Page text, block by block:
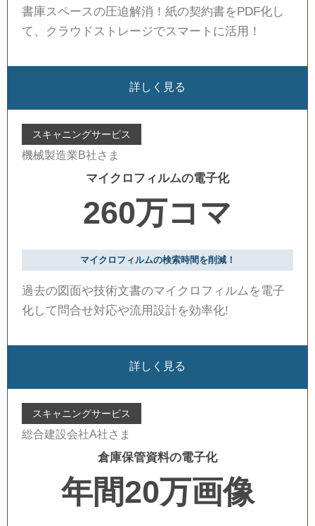
書庫スペースの圧迫解消！紙の契約書をPDF化し
て、クラウドストレージでスマートに活用！
詳しく見る
スキャニングサービス
機械製造業B社さま
マイクロフィルムの電子化
260万コマ
マイクロフィルムの検索時間を削減！
過去の図面や技術文書のマイクロフィルムを電子
化して問合せ対応や流用設計を効率化!
詳しく見る
スキャニングサービス
総合建設会社A社さま
倉庫保管資料の電子化
年間20万画像